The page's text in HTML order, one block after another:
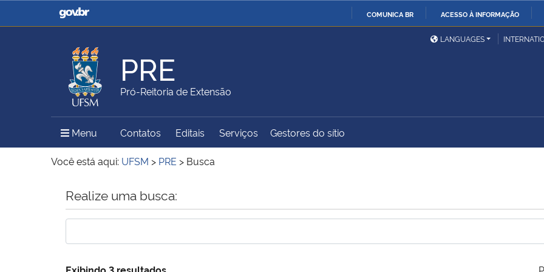
COMUNICA BR ACESSO À INFORMAÇÃO
Casa Civil
Ministério da Justiça e
Ministério da Defesa
Ministério das Relações
Exteriores
Ministério da Agricultura,
Pecuária e Abastecimento
Ministério do Meio Ambiente Ministério do Turismo
Ministério do
LANGUAGES
PRE
Pró-Reitoria de Extensão
Menu Menu Principal do Sítio
Contatos Editais Serviços Gestores do sítio
Você está aqui: UFSM > PRE > Busca
Início do conteúdo
Realize uma busca:
Exibindo 3 resultados